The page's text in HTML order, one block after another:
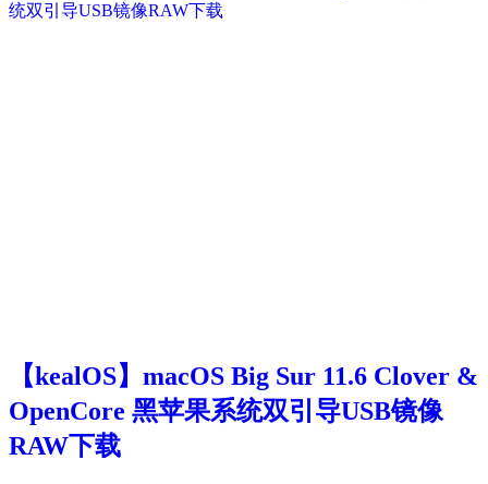
【kealOS】macOS Big Sur 11.6 Clover &
OpenCore 黑苹果系统双引导USB镜像
RAW下载